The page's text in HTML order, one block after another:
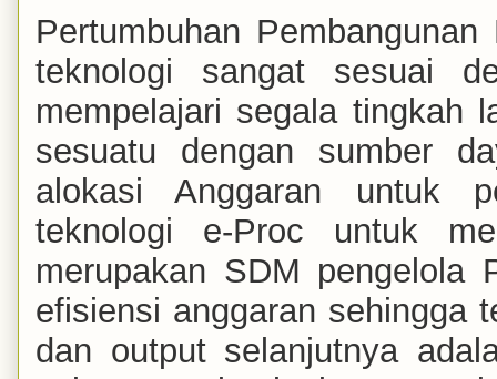
Pertumbuhan
teknologi sangat sesuai
mempelajari segala tingkah
sesuatu dengan sumber
alokasi Anggaran untuk
teknologi e-Proc untuk
merupakan SDM pengelola
efisiensi anggaran sehingga
dan output selanjutnya